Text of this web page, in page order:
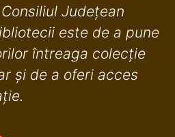
Judeţean
este de a pune
întreaga colecţie
şi de a oferi acces